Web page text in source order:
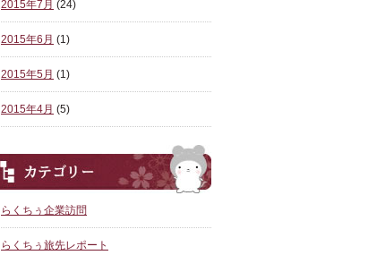
2015年7月 (24)
2015年6月 (1)
2015年5月 (1)
2015年4月 (5)
らくちぅ企業訪問
らくちぅ旅先レポート